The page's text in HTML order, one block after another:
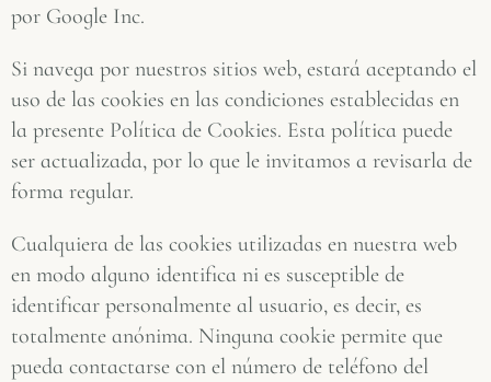
por Google Inc.
Si navega por nuestros sitios web, estará aceptando el
uso de las cookies en las condiciones establecidas en
la presente Política de Cookies. Esta política puede
ser actualizada, por lo que le invitamos a revisarla de
forma regular.
Cualquiera de las cookies utilizadas en nuestra web
en modo alguno identifica ni es susceptible de
identificar personalmente al usuario, es decir, es
totalmente anónima. Ninguna cookie permite que
pueda contactarse con el número de teléfono del